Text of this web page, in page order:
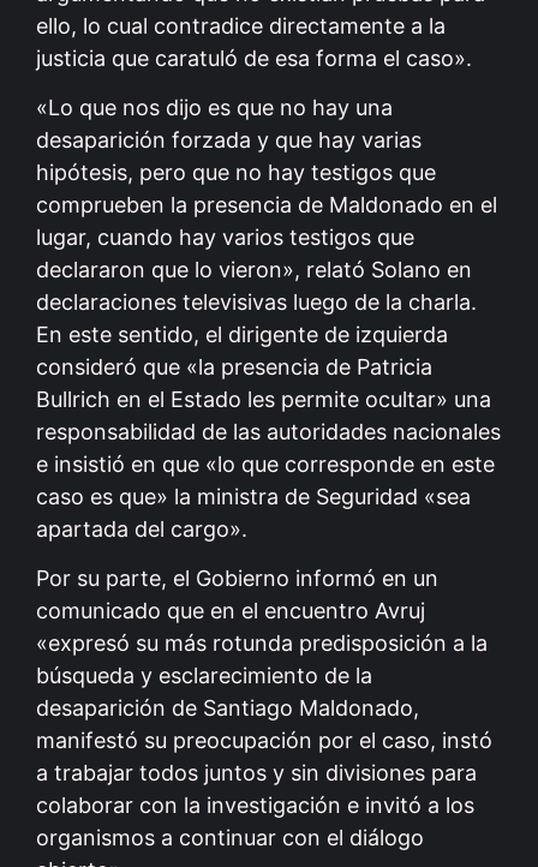
ello, lo cual contradice directamente a la
justicia que caratuló de esa forma el caso».
«Lo que nos dijo es que no hay una
desaparición forzada y que hay varias
hipótesis, pero que no hay testigos que
comprueben la presencia de Maldonado en el
lugar, cuando hay varios testigos que
declararon que lo vieron», relató Solano en
declaraciones televisivas luego de la charla.
En este sentido, el dirigente de izquierda
consideró que «la presencia de Patricia
Bullrich en el Estado les permite ocultar» una
responsabilidad de las autoridades nacionales
e insistió en que «lo que corresponde en este
caso es que» la ministra de Seguridad «sea
apartada del cargo».
Por su parte, el Gobierno informó en un
comunicado que en el encuentro Avruj
«expresó su más rotunda predisposición a la
búsqueda y esclarecimiento de la
desaparición de Santiago Maldonado,
manifestó su preocupación por el caso, instó
a trabajar todos juntos y sin divisiones para
colaborar con la investigación e invitó a los
organismos a continuar con el diálogo